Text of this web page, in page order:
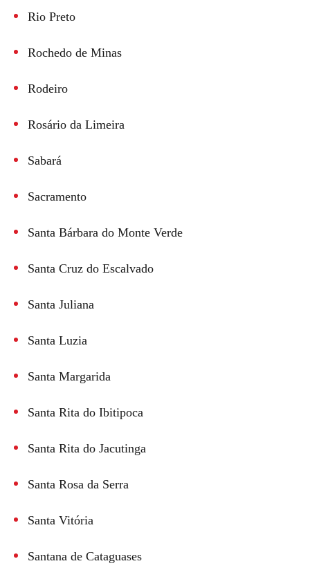
Rio Preto
Rochedo de Minas
Rodeiro
Rosário da Limeira
Sabará
Sacramento
Santa Bárbara do Monte Verde
Santa Cruz do Escalvado
Santa Juliana
Santa Luzia
Santa Margarida
Santa Rita do Ibitipoca
Santa Rita do Jacutinga
Santa Rosa da Serra
Santa Vitória
Santana de Cataguases